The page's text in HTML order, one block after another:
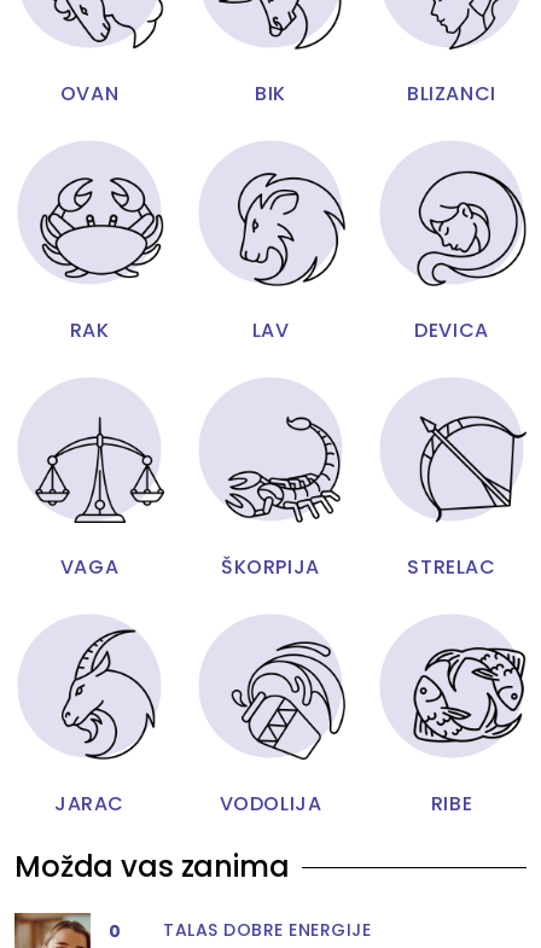
OVAN BIK BLIZANCI
RAK LAV DEVICA
VAGA ŠKORPIJA STRELAC
JARAC VODOLIJA RIBE
Možda vas zanima
0 TALAS DOBRE ENERGIJE